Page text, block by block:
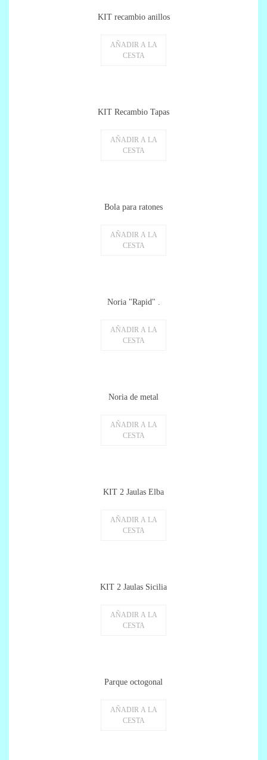
KIT recambio anillos
AÑADIR A LA
CESTA
KIT Recambio Tapas
AÑADIR A LA
CESTA
Bola para ratones
AÑADIR A LA
CESTA
Noria "Rapid" .
AÑADIR A LA
CESTA
Noria de metal
AÑADIR A LA
CESTA
KIT 2 Jaulas Elba
AÑADIR A LA
CESTA
KIT 2 Jaulas Sicilia
AÑADIR A LA
CESTA
Parque octogonal
AÑADIR A LA
CESTA